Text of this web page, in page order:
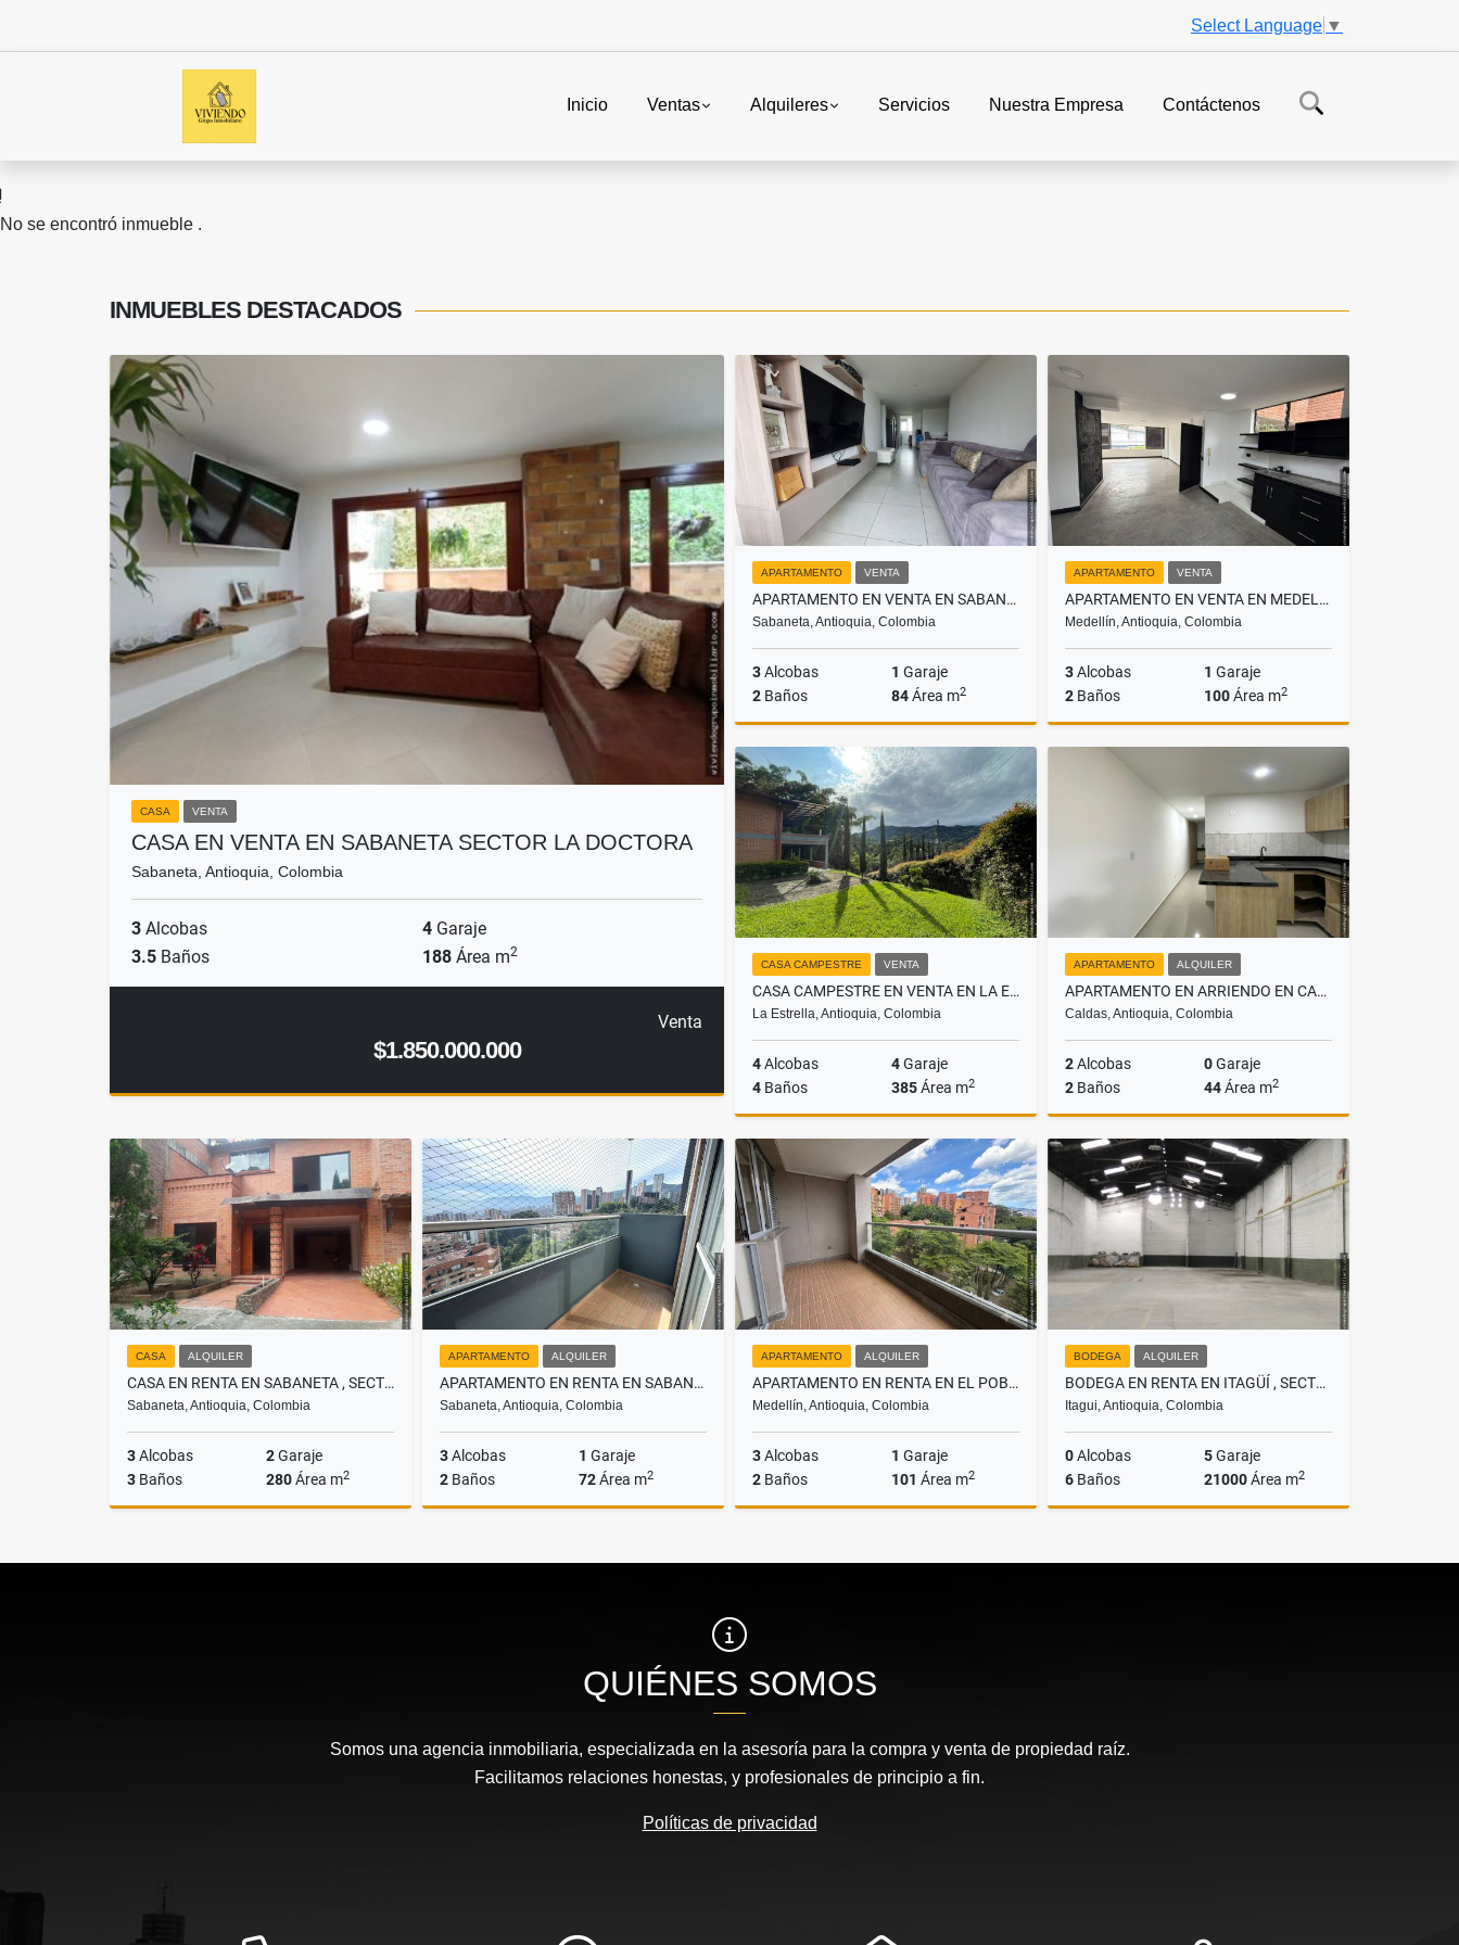
Select Language ▼
Inicio Ventas Alquileres Servicios Nuestra Empresa Contáctenos
No se encontró inmueble .
INMUEBLES DESTACADOS
CASA VENTA
CASA EN VENTA EN SABANETA SECTOR LA DOCTORA
Sabaneta, Antioquia, Colombia
3 Alcobas 4 Garaje
3.5 Baños 188 Área m2
Venta
$1.850.000.000
APARTAMENTO VENTA
APARTAMENTO EN VENTA EN SABANETA, SECTOR AVES MARIA
Sabaneta, Antioquia, Colombia
3Alcobas 1 Garaje
2 Baños 84Área m2
Venta
$630.000.000
APARTAMENTO VENTA
APARTAMENTO EN VENTA EN MEDELLÍN, SECTOR POBLADO
Medellín, Antioquia, Colombia
3Alcobas 1 Garaje
2 Baños 100Área m2
$620.000.000
CASA CAMPESTRE VENTA
CASA CAMPESTRE EN VENTA EN LA ESTRELLA SECTOR LA TABLAZA
La Estrella, Antioquia, Colombia
4Alcobas 4Garaje
4 Baños 385Área m2
Venta
$2.600.000.000
APARTAMENTO ALQUILER
APARTAMENTO EN ARRIENDO EN CALDAS, SECTOR PARQUE
Caldas, Antioquia, Colombia
2Alcobas 0Garaje
2 Baños 44Área m2
Alquiler
$2.000.000
CASA ALQUILER
CASA EN RENTA EN SABANETA , SECTOR LA DOCTORA PARTE BAJA
Sabaneta, Antioquia, Colombia
3Alcobas 2Garaje
3 Baños 280Área m2
$6.700.000
APARTAMENTO ALQUILER
APARTAMENTO EN RENTA EN SABANETA, SECTOR AVES MARÍA
Sabaneta, Antioquia, Colombia
3Alcobas 1 Garaje
2 Baños 72Área m2
$2.900.000
APARTAMENTO ALQUILER
APARTAMENTO EN RENTA EN EL POBLADO, SECTOR SAN JULIÁN
Medellín, Antioquia, Colombia
3Alcobas 1 Garaje
2 Baños 101 Área m2
$6.155.000
BODEGA ALQUILER
BODEGA EN RENTA EN ITAGÜÍ , SECTOR LOS NARANJOS
Itagui, Antioquia, Colombia
0Alcobas 5Garaje
6 Baños 21000Área m2
$74.000.000
QUIÉNES SOMOS
Somos una agencia inmobiliaria, especializada en la asesoría para la compra y venta de propiedad raíz.
Facilitamos relaciones honestas, y profesionales de principio a fin.
Políticas de privacidad